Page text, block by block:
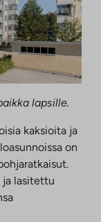
lapsille.
kaksioita ja
on
ja lasitettu